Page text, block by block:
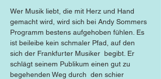
Wer Musik liebt, die mit Herz und Hand
gemacht wird, wird sich bei Andy Sommers
Programm bestens aufgehoben fühlen. Es
ist beileibe kein schmaler Pfad, auf den
sich der Frankfurter Musiker  begibt. Er
schlägt seinem Publikum einen gut zu
begehenden Weg durch  den schier